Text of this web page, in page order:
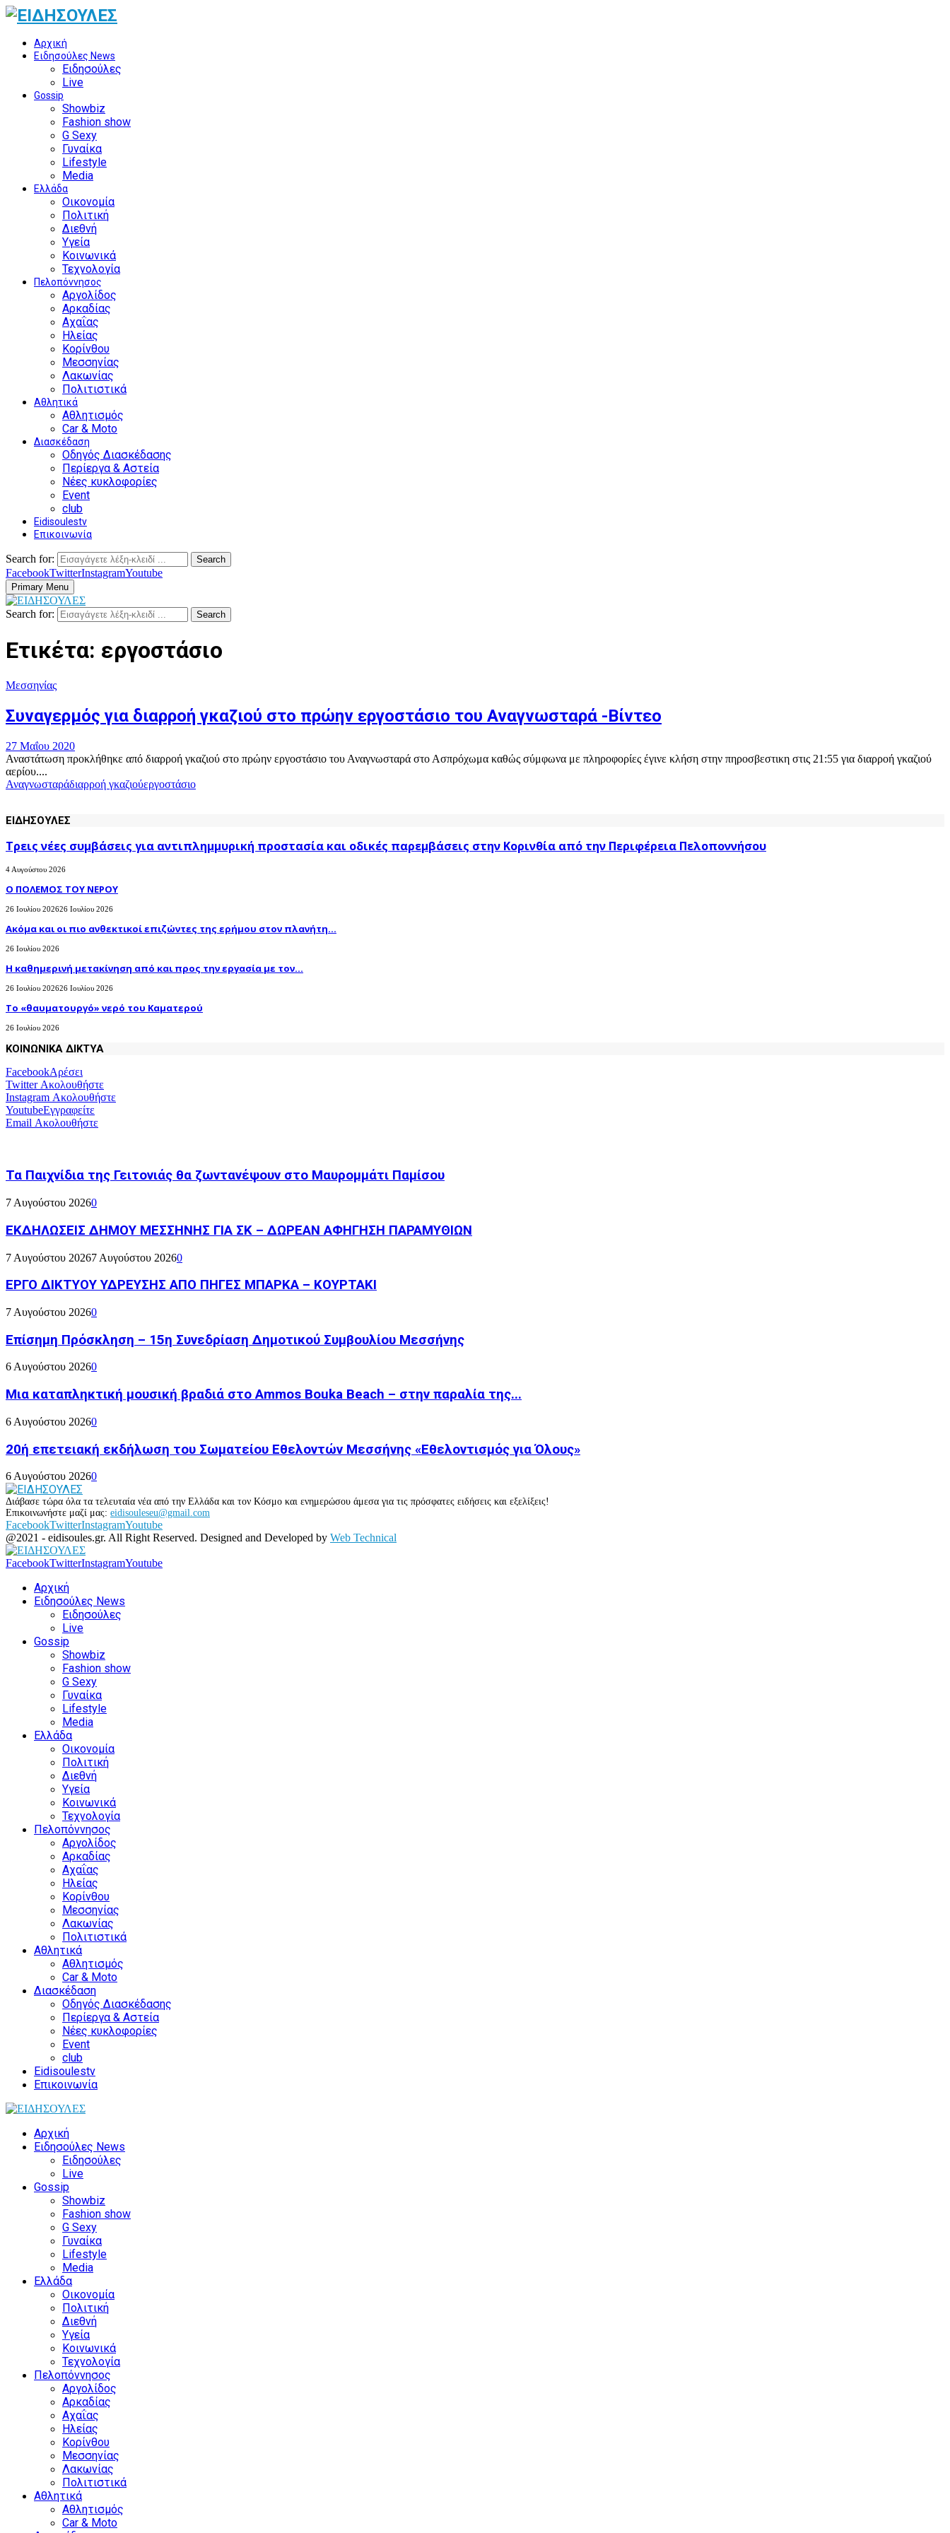
Αρχική
Ειδησούλες News
Ειδησούλες
Live
Gossip
Showbiz
Fashion show
G Sexy
Γυναίκα
Lifestyle
Media
Ελλάδα
Οικονομία
Πολιτική
Διεθνή
Υγεία
Κοινωνικά
Τεχνολογία
Πελοπόννησος
Αργολίδος
Αρκαδίας
Αχαΐας
Ηλείας
Κορίνθου
Μεσσηνίας
Λακωνίας
Πολιτιστικά
Αθλητικά
Αθλητισμός
Car & Moto
Διασκέδαση
Οδηγός Διασκέδασης
Περίεργα & Αστεία
Νέες κυκλοφορίες
Event
club
Eidisoulestv
Επικοινωνία
Search for: Search
FacebookTwitterInstagramYoutube
Primary Menu
Search for: Search
Ετικέτα: εργοστάσιο
Μεσσηνίας
Συναγερμός για διαρροή γκαζιού στο πρώην εργοστάσιο του Αναγνωσταρά -Βίντεο
27 Μαΐου 2020
Αναστάτωση προκλήθηκε από διαρροή γκαζιού στο πρώην εργοστάσιο του Αναγνωσταρά στο Ασπρόχωμα καθώς σύμφωνα με πληροφορίες έγινε κλήση στην πηροσβεστικη στις 21:55 για διαρροή γκαζιού
αερίου....
Αναγνωσταράδιαρροή γκαζιούεργοστάσιο
ΕΙΔΗΣΟΥΛΕΣ
Τρεις νέες συμβάσεις για αντιπλημμυρική προστασία και οδικές παρεμβάσεις στην Κορινθία από την Περιφέρεια Πελοποννήσου
4 Αυγούστου 2026
Ο ΠΟΛΕΜΟΣ ΤΟΥ ΝΕΡΟΥ
26 Ιουλίου 202626 Ιουλίου 2026
Ακόμα και οι πιο ανθεκτικοί επιζώντες της ερήμου στον πλανήτη...
26 Ιουλίου 2026
H καθημερινή μετακίνηση από και προς την εργασία με τον...
26 Ιουλίου 202626 Ιουλίου 2026
Το «θαυματουργό» νερό του Καματερού
26 Ιουλίου 2026
ΚΟΙΝΩΝΙΚΑ ΔΙΚΤΥΑ
FacebookΑρέσει
TwitterΑκολουθήστε
Instagram Ακολουθήστε
YoutubeΕγγραφείτε
Email Ακολουθήστε
Τα Παιχνίδια της Γειτονιάς θα ζωντανέψουν στο Μαυρομμάτι Παμίσου
7 Αυγούστου 20260
ΕΚΔΗΛΩΣΕΙΣ ΔΗΜΟΥ ΜΕΣΣΗΝΗΣ ΓΙΑ ΣΚ – ΔΩΡΕΑΝ ΑΦΗΓΗΣΗ ΠΑΡΑΜΥΘΙΩΝ
7 Αυγούστου 20267 Αυγούστου 20260
ΕΡΓΟ ΔΙΚΤΥΟΥ ΥΔΡΕΥΣΗΣ ΑΠΟ ΠΗΓΕΣ ΜΠΑΡΚΑ – ΚΟΥΡΤΑΚΙ
7 Αυγούστου 20260
Επίσημη Πρόσκληση – 15η Συνεδρίαση Δημοτικού Συμβουλίου Μεσσήνης
6 Αυγούστου 20260
Μια καταπληκτική μουσική βραδιά στο Ammos Bouka Beach – στην παραλία της...
6 Αυγούστου 20260
20ή επετειακή εκδήλωση του Σωματείου Εθελοντών Μεσσήνης «Εθελοντισμός για Όλους»
6 Αυγούστου 20260
Διάβασε τώρα όλα τα τελευταία νέα από την Ελλάδα και τον Κόσμο και ενημερώσου άμεσα για τις πρόσφατες ειδήσεις και εξελίξεις!
Επικοινωνήστε μαζί μας: eidisouleseu@gmail.com
FacebookTwitterInstagramYoutube
@2021 - eidisoules.gr. All Right Reserved. Designed and Developed by Web Technical
FacebookTwitterInstagramYoutube
Αρχική
Ειδησούλες News
Ειδησούλες
Live
Gossip
Showbiz
Fashion show
G Sexy
Γυναίκα
Lifestyle
Media
Ελλάδα
Οικονομία
Πολιτική
Διεθνή
Υγεία
Κοινωνικά
Τεχνολογία
Πελοπόννησος
Αργολίδος
Αρκαδίας
Αχαΐας
Ηλείας
Κορίνθου
Μεσσηνίας
Λακωνίας
Πολιτιστικά
Αθλητικά
Αθλητισμός
Car & Moto
Διασκέδαση
Οδηγός Διασκέδασης
Περίεργα & Αστεία
Νέες κυκλοφορίες
Event
club
Eidisoulestv
Επικοινωνία
Αρχική
Ειδησούλες News
Ειδησούλες
Live
Gossip
Showbiz
Fashion show
G Sexy
Γυναίκα
Lifestyle
Media
Ελλάδα
Οικονομία
Πολιτική
Διεθνή
Υγεία
Κοινωνικά
Τεχνολογία
Πελοπόννησος
Αργολίδος
Αρκαδίας
Αχαΐας
Ηλείας
Κορίνθου
Μεσσηνίας
Λακωνίας
Πολιτιστικά
Αθλητικά
Αθλητισμός
Car & Moto